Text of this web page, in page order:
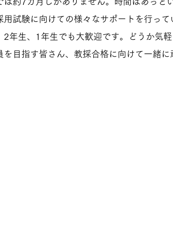
用試験に向けての様々なサポートを行っ
2年生、1年生でも大歓迎です。どうか気
を目指す皆さん、教採合格に向けて一緒に